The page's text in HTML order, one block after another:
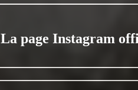
La page Instagram